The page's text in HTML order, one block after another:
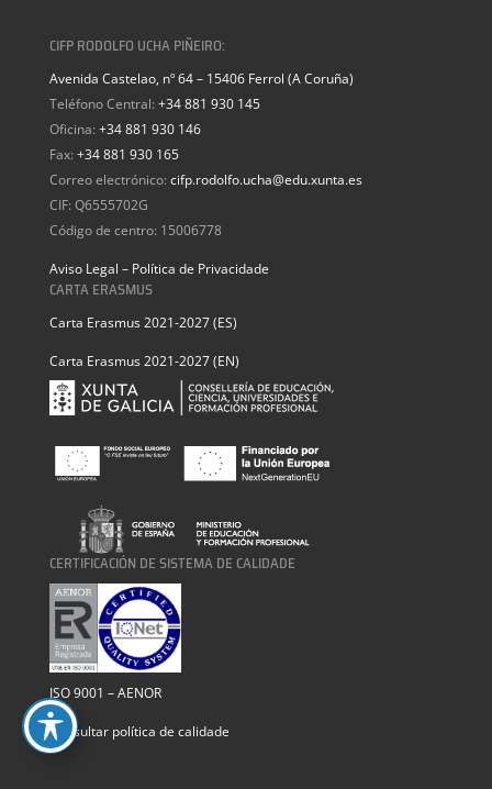
CIFP RODOLFO UCHA PIÑEIRO:
Avenida Castelao, nº 64 – 15406 Ferrol (A Coruña)
Teléfono Central: +34 881 930 145
Oficina: +34 881 930 146
Fax: +34 881 930 165
Correo electrónico: cifp.rodolfo.ucha@edu.xunta.es
CIF: Q6555702G
Código de centro: 15006778
Aviso Legal – Política de Privacidade
CARTA ERASMUS
Carta Erasmus 2021-2027 (ES)
Carta Erasmus 2021-2027 (EN)
CERTIFICACIÓN DE SISTEMA DE CALIDADE
ISO 9001 – AENOR
Consultar política de calidade